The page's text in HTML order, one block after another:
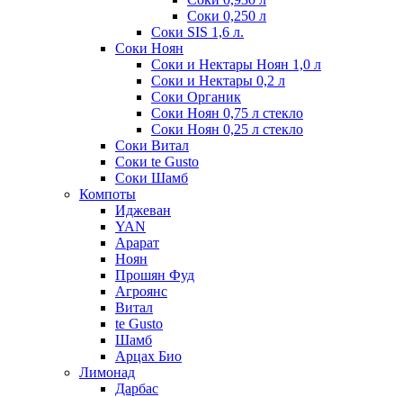
Соки 0,250 л
Соки SIS 1,6 л.
Соки Ноян
Соки и Нектары Ноян 1,0 л
Соки и Нектары 0,2 л
Соки Органик
Соки Ноян 0,75 л стекло
Соки Ноян 0,25 л стекло
Соки Витал
Соки te Gusto
Соки Шамб
Компоты
Иджеван
YAN
Арарат
Ноян
Прошян Фуд
Агроянс
Витал
te Gusto
Шамб
Арцах Био
Лимонад
Дарбас